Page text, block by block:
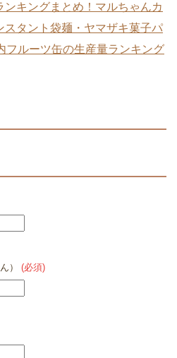
ンキングまとめ！マルちゃんカ
スタント袋麺・ヤマザキ菓子パ
フルーツ缶の生産量ランキング
） (必須)